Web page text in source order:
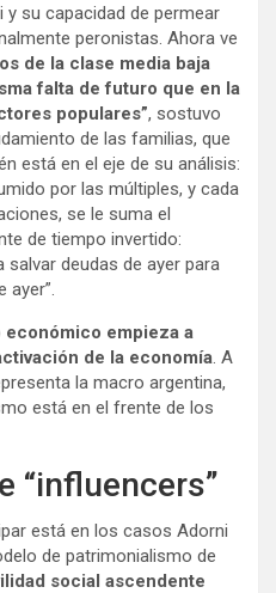
y su capacidad de permear
peronistas. Ahora ve
de la clase media baja
falta de futuro que en la
populares”, sostuvo
de las familias, que
está en el eje de su análisis:
por las múltiples, y cada
se le suma el
de tiempo invertido:
salvar deudas de ayer para
económico empieza a
de la economía . A
la macro argentina,
está en el frente de los
“influencers”
está en los casos Adorni
de patrimonialismo de
social ascendente